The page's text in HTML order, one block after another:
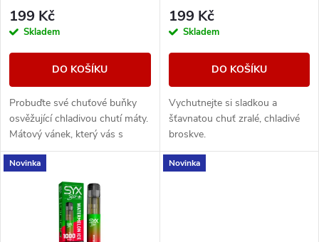
o
u
k
t
r
o
d
u
k
199 Kč
Skladem
DO KOŠÍKU
Probuďte své chuťové buňky
osvěžující chladivou chutí máty.
Mátový vánek, který vás s
každým výdechem osvěží.
199 Kč
Skladem
DO KOŠÍKU
Vychutnejte si sladkou a
šťavnatou chuť zralé, chladivé
broskve.
Novinka Novinka